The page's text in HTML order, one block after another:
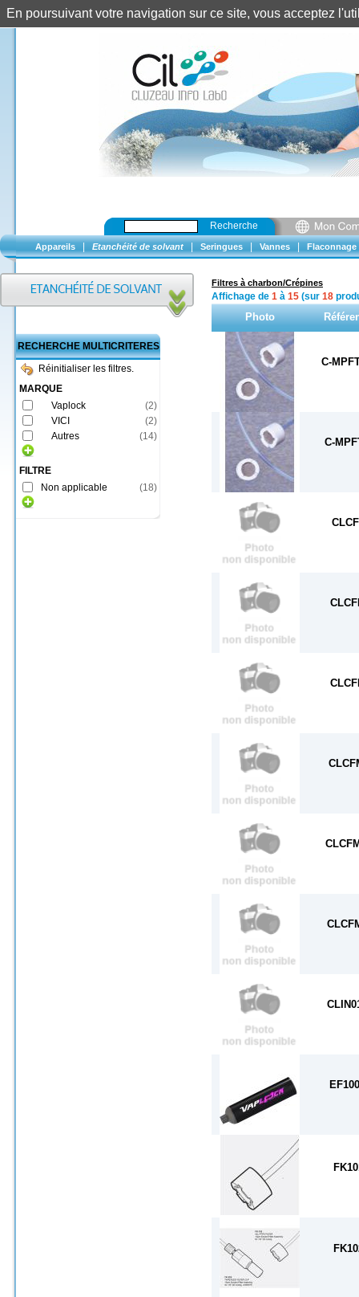
Recherche
Appareils Etanchéité de solvant Seringues Vannes Flaconnage
RECHERCHE MULTICRITERES
Réinitialiser les filtres.
MARQUE
Vaplock
(2)
VICI
(2)
Autres
(14)
FILTRE
Non applicable
(18)
Filtres à charbon/Crépines
Affichage de 1 à 15 (sur 18
Photo
C-
C-
En poursuivant votre navigation sur ce site, vous acceptez